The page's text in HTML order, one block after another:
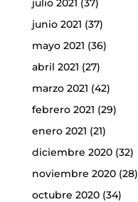
julio 2021 (37)
junio 2021 (37)
mayo 2021 (36)
abril 2021 (27)
marzo 2021 (42)
febrero 2021 (29)
enero 2021 (21)
diciembre 2020(32)
noviembre 2020(28)
octubre 2020(34)